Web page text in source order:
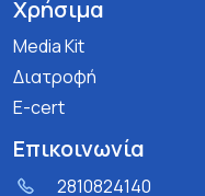
Χρήσιμα
Media Kit
Διατροφή
E-cert
Επικοινωνία
2810824140